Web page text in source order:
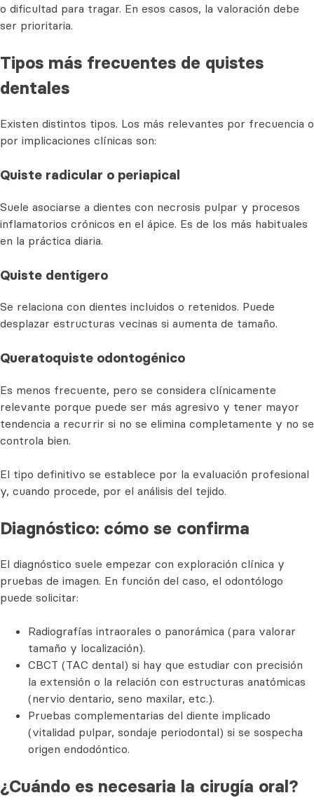
o dificultad para tragar. En esos casos, la valoración debe
ser prioritaria.
Tipos más frecuentes de quistes
dentales
Existen distintos tipos. Los más relevantes por frecuencia o
por implicaciones clínicas son:
Quiste radicular o periapical
Suele asociarse a dientes con necrosis pulpar y procesos
inflamatorios crónicos en el ápice. Es de los más habituales
en la práctica diaria.
Quiste dentígero
Se relaciona con dientes incluidos o retenidos. Puede
desplazar estructuras vecinas si aumenta de tamaño.
Queratoquiste odontogénico
Es menos frecuente, pero se considera clínicamente
relevante porque puede ser más agresivo y tener mayor
tendencia a recurrir si no se elimina completamente y no se
controla bien.
El tipo definitivo se establece por la evaluación profesional
y, cuando procede, por el análisis del tejido.
Diagnóstico: cómo se confirma
El diagnóstico suele empezar con exploración clínica y
pruebas de imagen. En función del caso, el odontólogo
puede solicitar:
Radiografías intraorales o panorámica (para valorar
tamaño y localización).
CBCT (TAC dental) si hay que estudiar con precisión
la extensión o la relación con estructuras anatómicas
(nervio dentario, seno maxilar, etc.).
Pruebas complementarias del diente implicado
(vitalidad pulpar, sondaje periodontal) si se sospecha
origen endodóntico.
¿Cuándo es necesaria la cirugía oral?